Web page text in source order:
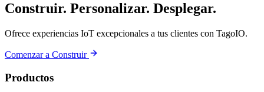
Construir. Personalizar. Desplegar.
Ofrece experiencias IoT excepcionales a tus clientes con TagoIO.
Comenzar a Construir
Productos